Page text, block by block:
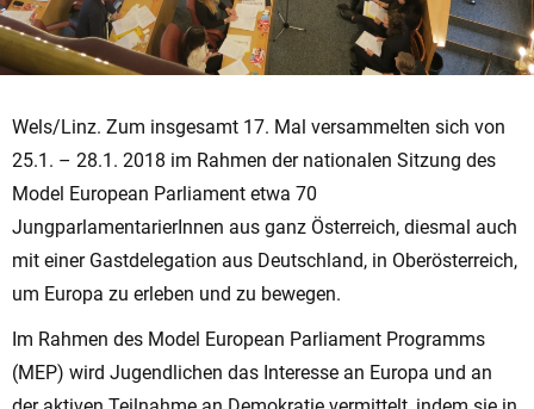
Wels/Linz. Zum insgesamt 17. Mal versammelten sich von
25.1. – 28.1. 2018 im Rahmen der nationalen Sitzung des
Model European Parliament etwa 70
JungparlamentarierInnen aus ganz Österreich, diesmal auch
mit einer Gastdelegation aus Deutschland, in Oberösterreich,
um Europa zu erleben und zu bewegen.
Im Rahmen des Model European Parliament Programms
(MEP) wird Jugendlichen das Interesse an Europa und an